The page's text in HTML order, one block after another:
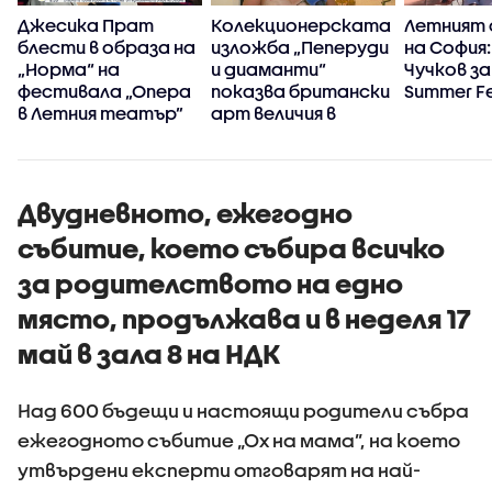
Джесика Прат
блести в образа на
„Норма“ на
фестивала „Опера
в Летния театър”
Колекционерската
изложба „Пеперуди
и диаманти“
показва британски
арт величия в
Летният
на
Чучков
Summer
Двудневното, ежегодно
събитие, което събира всичко
за родителството на едно
място, продължава и в неделя 17
май в зала 8 на НДК
Над 600 бъдещи и настоящи родители събра
ежегодното събитие „Ох на мама”, на което
утвърдени експерти отговарят на най-